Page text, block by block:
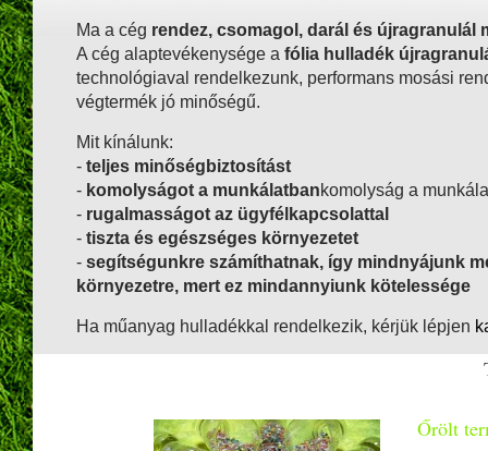
Ma a cég rendez, csomagol, darál és újragranulál
A cég alaptevékenysége a fólia hulladék
technológiaval rendelkezunk, performans mosási
végtermék jó minőségű.
Mit kínálunk:
- teljes minőségbiztosítást
- komolyságot a munkálatbankomolyság a
- rugalmasságot az ügyfélkapcsolattal
- tiszta és egészséges környezetet
- segítségunkre számíthatnak, így mindnyájunk
környezetre, mert ez mindannyiunk kötelessége
Ha műanyag hulladékkal rendelkezik, kérjük lépjen
Őrölt